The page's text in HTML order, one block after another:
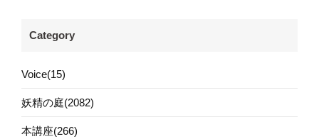
Category
Voice(15)
妖精の庭(2082)
本講座(266)